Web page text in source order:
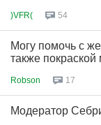
)VFR( 54
Могу помочь с
также
Robson 17
Модератор